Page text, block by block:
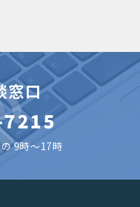
窓口
9時～17時